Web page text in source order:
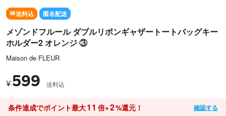
送料込 匿名配送
メゾンドフルール ダブルリボンギャザートートバッグキー
ホルダー2 オレンジ ③
Maison de FLEUR
¥ 599 送料込
条件達成でポイント最大11 倍+2%還元！ 確認する